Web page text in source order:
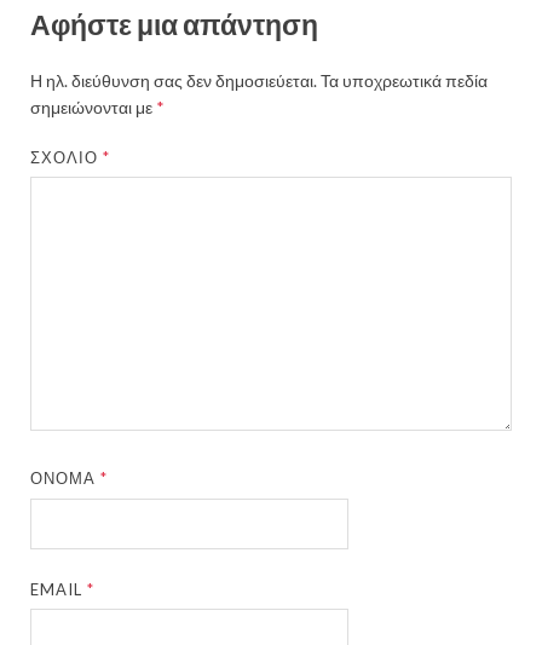
Αφήστε μια απάντηση
Η ηλ. διεύθυνση σας δεν δημοσιεύεται.Τα υποχρεωτικά πεδία
σημειώνονται με *
ΣΧΌΛΙΟ*
ΌΝΟΜΑ*
EMAIL*